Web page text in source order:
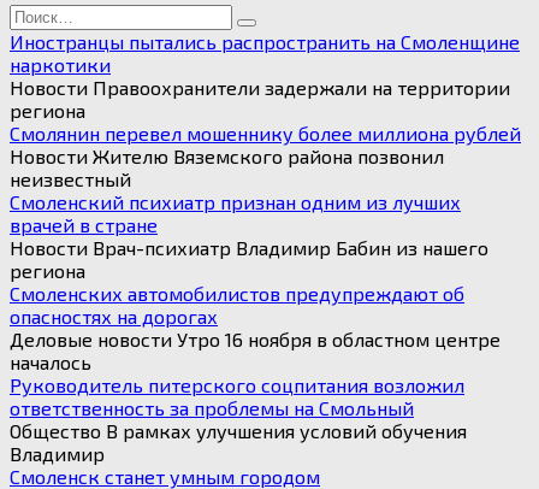
Search
for:
Иностранцы пытались распространить на Смоленщине
наркотики
Новости Правоохранители задержали на территории
региона
Смолянин перевел мошеннику более миллиона рублей
Новости Жителю Вяземского района позвонил
неизвестный
Смоленский психиатр признан одним из лучших
врачей в стране
Новости Врач-психиатр Владимир Бабин из нашего
региона
Смоленских автомобилистов предупреждают об
опасностях на дорогах
Деловые новости Утро 16 ноября в областном центре
началось
Руководитель питерского соцпитания возложил
ответственность за проблемы на Смольный
Общество В рамках улучшения условий обучения
Владимир
Смоленск станет умным городом